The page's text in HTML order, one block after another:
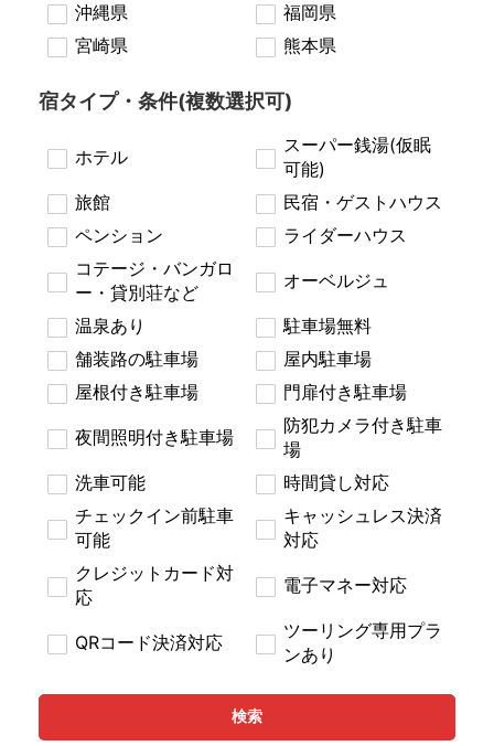
沖縄県
福岡県
宮崎県
熊本県
宿タイプ・条件(複数選択可)
ホテル
スーパー銭湯(仮眠
可能)
旅館
民宿・ゲストハウス
ペンション
ライダーハウス
コテージ・バンガロ
ー・貸別荘など
オーベルジュ
温泉あり
駐車場無料
舗装路の駐車場
屋内駐車場
屋根付き駐車場
門扉付き駐車場
夜間照明付き駐車場
防犯カメラ付き駐車
場
洗車可能
時間貸し対応
チェックイン前駐車
可能
キャッシュレス決済
対応
クレジットカード対
応
電子マネー対応
QRコード決済対応
ツーリング専用プラ
ンあり
検索